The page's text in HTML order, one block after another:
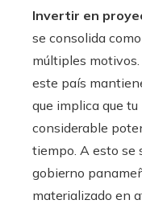
Invertir en
se consolida
múltiples
este país
que implica que
considerable
tiempo. A esto se
gobierno
materializado en